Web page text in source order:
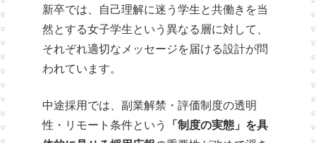
新卒では、自己理解に迷う学生と共働きを当
然とする女子学生という異なる層に対して、
それぞれ適切なメッセージを届ける設計が問
われています。
中途採用では、副業解禁・評価制度の透明
性・リモート条件という
「制度の実態」を具